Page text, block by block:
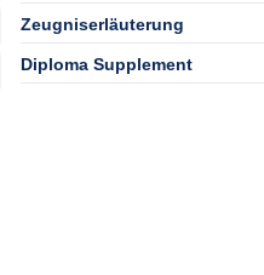
Zeugniserläuterung
Diploma Supplement